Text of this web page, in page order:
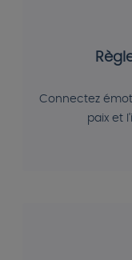
Connectez
paix et